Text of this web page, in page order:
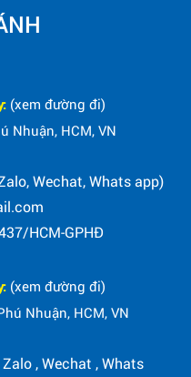
(xem đường đi)
Nhuận, HCM, VN
Wechat, Whats app)
HCM-GPHĐ
(xem đường đi)
Nhuận, HCM, VN
Zalo , Wechat , Whats